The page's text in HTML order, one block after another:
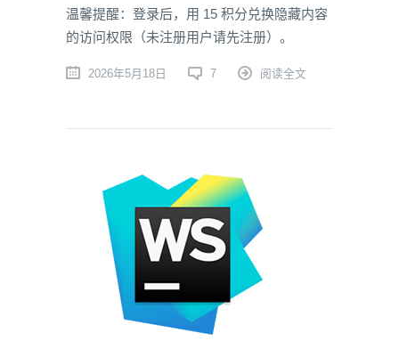
温馨提醒：登录后，用 15 积分兑换隐藏内容
的访问权限（未注册用户请先注册）。
2026年5月18日 7 阅读全文